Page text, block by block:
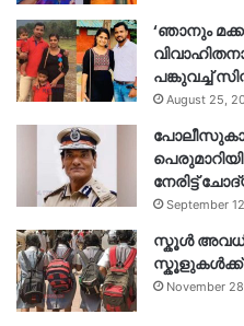
‘ഞാനും
പങ്കുവച്ച്
August 25,
നേരിട്ട്
September
സ്കൂൾ
സ്കൂളുകൾക്ക്
November